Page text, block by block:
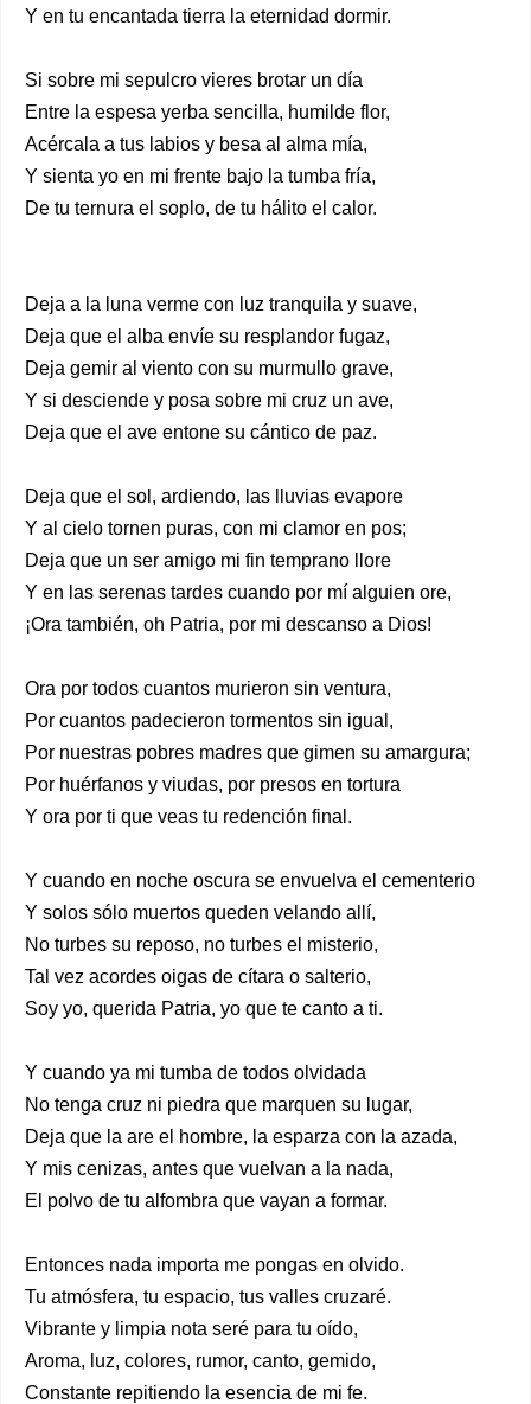
Y en tu encantada tierra la eternidad dormir.
Si sobre mi sepulcro vieres brotar un día
Entre la espesa yerba sencilla, humilde flor,
Acércala a tus labios y besa al alma mía,
Y sienta yo en mi frente bajo la tumba fría,
De tu ternura el soplo, de tu hálito el calor.
Deja a la luna verme con luz tranquila y suave,
Deja que el alba envíe su resplandor fugaz,
Deja gemir al viento con su murmullo grave,
Y si desciende y posa sobre mi cruz un ave,
Deja que el ave entone su cántico de paz.
Deja que el sol, ardiendo, las lluvias evapore
Y al cielo tornen puras, con mi clamor en pos;
Deja que un ser amigo mi fin temprano llore
Y en las serenas tardes cuando por mí alguien ore,
¡Ora también, oh Patria, por mi descanso a Dios!
Ora por todos cuantos murieron sin ventura,
Por cuantos padecieron tormentos sin igual,
Por nuestras pobres madres que gimen su amargura;
Por huérfanos y viudas, por presos en tortura
Y ora por ti que veas tu redención final.
Y cuando en noche oscura se envuelva el cementerio
Y solos sólo muertos queden velando allí,
No turbes su reposo, no turbes el misterio,
Tal vez acordes oigas de cítara o salterio,
Soy yo, querida Patria, yo que te canto a ti.
Y cuando ya mi tumba de todos olvidada
No tenga cruz ni piedra que marquen su lugar,
Deja que la are el hombre, la esparza con la azada,
Y mis cenizas, antes que vuelvan a la nada,
El polvo de tu alfombra que vayan a formar.
Entonces nada importa me pongas en olvido.
Tu atmósfera, tu espacio, tus valles cruzaré.
Vibrante y limpia nota seré para tu oído,
Aroma, luz, colores, rumor, canto, gemido,
Constante repitiendo la esencia de mi fe.